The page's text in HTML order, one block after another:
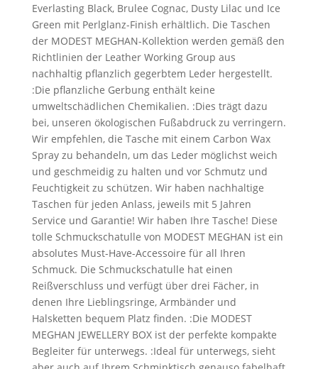
Everlasting Black, Brulee Cognac, Dusty Lilac und Ice
Green mit Perlglanz-Finish erhältlich. Die Taschen
der MODEST MEGHAN-Kollektion werden gemäß den
Richtlinien der Leather Working Group aus
nachhaltig pflanzlich gegerbtem Leder hergestellt.
:Die pflanzliche Gerbung enthält keine
umweltschädlichen Chemikalien. :Dies trägt dazu
bei, unseren ökologischen Fußabdruck zu verringern.
Wir empfehlen, die Tasche mit einem Carbon Wax
Spray zu behandeln, um das Leder möglichst weich
und geschmeidig zu halten und vor Schmutz und
Feuchtigkeit zu schützen. Wir haben nachhaltige
Taschen für jeden Anlass, jeweils mit 5 Jahren
Service und Garantie! Wir haben Ihre Tasche! Diese
tolle Schmuckschatulle von MODEST MEGHAN ist ein
absolutes Must-Have-Accessoire für all Ihren
Schmuck. Die Schmuckschatulle hat einen
Reißverschluss und verfügt über drei Fächer, in
denen Ihre Lieblingsringe, Armbänder und
Halsketten bequem Platz finden. :Die MODEST
MEGHAN JEWELLERY BOX ist der perfekte kompakte
Begleiter für unterwegs. :Ideal für unterwegs, sieht